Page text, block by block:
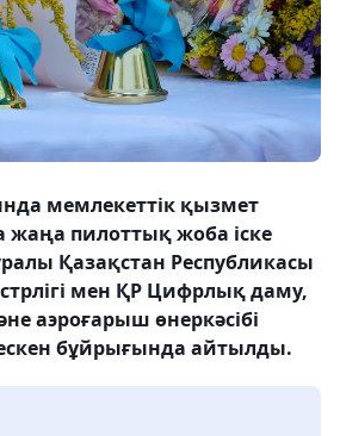
мемлекеттік қызмет
жаңа пилоттық жоба іске
Қазақстан Республикасы
мен ҚР Цифрлық даму,
аэроғарыш өнеркәсібі
бұйрығында айтылды.